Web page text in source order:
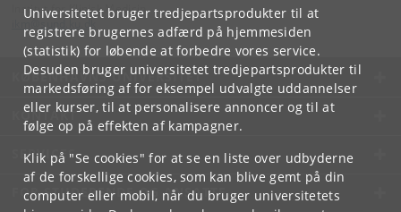
Universitetet bruger tredjepartsprodukter til at
registrere brugernes adfærd på hjemmesiden
(statistik) for løbende at forbedre vores service.
Desuden bruger universitetet tredjepartsprodukter til
markedsføring af for eksempel udvalgte uddannelser
eller kurser, til at personalisere annoncer og til at
følge op på effekten af kampagner.
Klik på "Se cookies" for at se en liste over udbyderne
af de forskellige cookies, som kan blive gemt på din
computer eller mobil, når du bruger universitetets
Institut for Klinisk Medicin
KØBENHAVNS UNIVERSITET
KONTAKT
SERVICES
FOR STUDERENDE OG ANSATTE